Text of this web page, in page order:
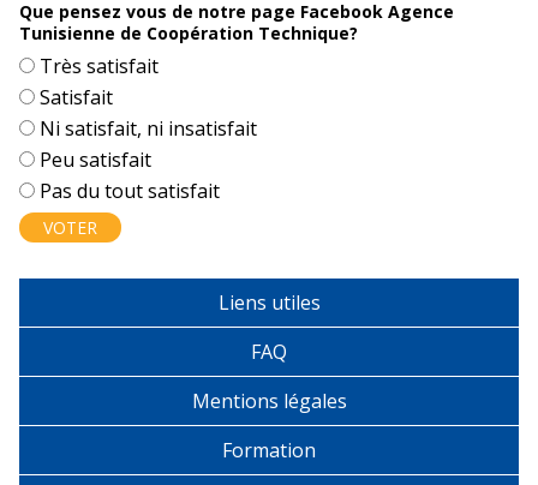
Que pensez vous de notre page Facebook Agence
Tunisienne de Coopération Technique?
Choix
Très satisfait
Satisfait
Ni satisfait, ni insatisfait
Peu satisfait
Pas du tout satisfait
Liens utiles
FAQ
Mentions légales
Formation